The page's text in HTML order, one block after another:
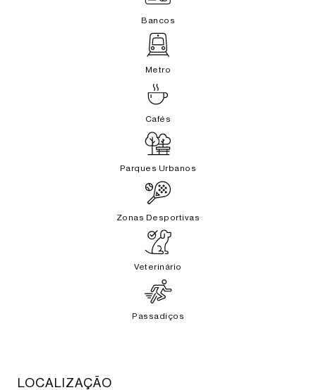
Bancos
Metro
Cafés
Parques Urbanos
Zonas Desportivas
Veterinário
Passadiços
LOCALIZAÇÃO